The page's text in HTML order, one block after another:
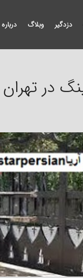
دزدگیر وبلاگ